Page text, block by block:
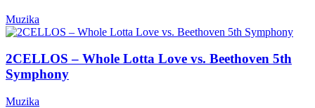
Muzika
2CELLOS – Whole Lotta Love vs. Beethoven 5th
Symphony
Muzika